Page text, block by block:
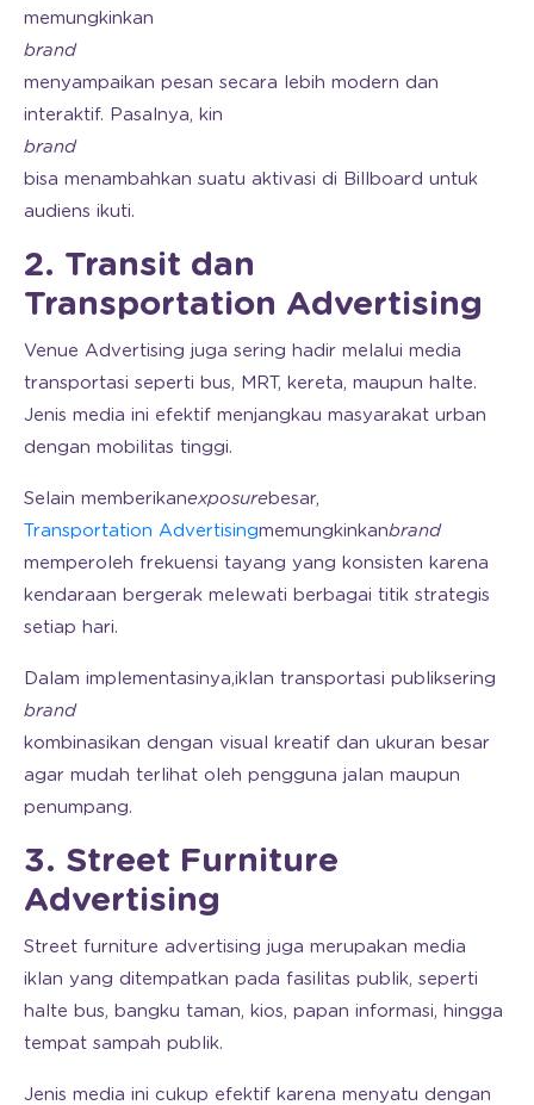
memungkinkan
brand
menyampaikan pesan secara lebih modern dan
interaktif. Pasalnya, kin
brand
bisa menambahkan suatu aktivasi di Billboard untuk
audiens ikuti.
2. Transit dan
Transportation Advertising
Venue Advertising juga sering hadir melalui media
transportasi seperti bus, MRT, kereta, maupun halte.
Jenis media ini efektif menjangkau masyarakat urban
dengan mobilitas tinggi.
Selain memberikanexposurebesar,
Transportation Advertisingmemungkinkanbrand
memperoleh frekuensi tayang yang konsisten karena
kendaraan bergerak melewati berbagai titik strategis
setiap hari.
Dalam implementasinya,iklan transportasi publiksering
brand
kombinasikan dengan visual kreatif dan ukuran besar
agar mudah terlihat oleh pengguna jalan maupun
penumpang.
3. Street Furniture
Advertising
Street furniture advertising juga merupakan media
iklan yang ditempatkan pada fasilitas publik, seperti
halte bus, bangku taman, kios, papan informasi, hingga
tempat sampah publik.
Jenis media ini cukup efektif karena menyatu dengan